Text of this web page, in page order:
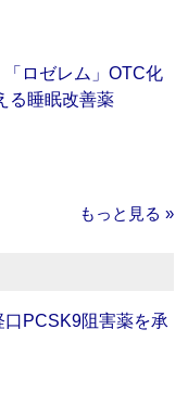
「ロゼレム」OTC化
る睡眠改善薬
もっと見る »
PCSK9阻害薬を承